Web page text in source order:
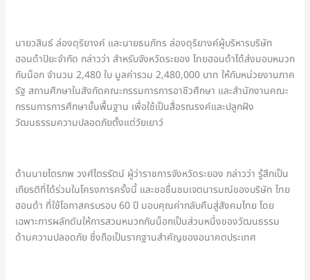
นายวสินธ์ ล่องดุริยางค์ และนายธนภัทร ล่องดุริยางค์ผู้บริหารบริษัท
ฮอนด้าปิยะจำกัด กล่าวว่า สำหรับจังหวัดระยอง ไทยฮอนด้าได้ส่งมอบหมวก
กันน็อก จำนวน 2,480 ใบ มูลค่ารวม 2,480,000 บาท ให้กับหน่วยงานภาค
รัฐ สถานศึกษาในสังกัดคณะกรรมการการอาชีวศึกษา และสำนักงานคณะ
กรรมการการศึกษาขั้นพื้นฐาน เพื่อใช้เป็นสื่อรณรงค์และปลูกฝัง
วัฒนธรรมความปลอดภัยตั้งแต่วัยเยาว์
ด้านนายไตรภพ วงศ์ไตรรัตน์ ผู้ว่าราชการจังหวัดระยอง กล่าวว่า รู้สึกเป็น
เกียรติที่ได้ร่วมในโครงการครั้งนี้ และขอชื่นชมเจตนารมณ์ของบริษัท ไทย
ฮอนด้า ที่ใช้โอกาสครบรอบ 60 ปี มอบคุณค่ากลับคืนสู่สังคมไทย โดย
เฉพาะการผลักดันให้การสวมหมวกกันน็อกเป็นส่วนหนึ่งของวัฒนธรรม
ด้านความปลอดภัย ซึ่งถือเป็นรากฐานสำคัญของอนาคตประเทศ